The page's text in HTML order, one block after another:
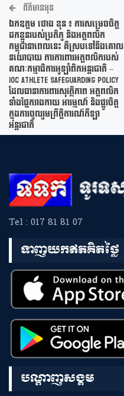
ព័ត៌មានមុន
ឯកឧត្តម ថោង ខុន ៖ ការសម្រេចចិត្ត
ដកខ្លួនរបស់ប្រតិភូ និងអត្តពលិក
កម្ពុជានាពេលនេះ គឺស្របទៅនឹងគោល
នយោបាយ ការការពារអត្តពលិករបស់
គណៈកម្មាធិការអូឡាំពិកអន្តរជាតិ –
IOC Athlete Safeguarding Policy
ដែលធានាការពារសុវត្ថិភាព អត្តពលិក
ទាំងផ្នែករាងកាយ អារម្មណ៍ និងផ្លូវចិត្ត
ក្នុងការចូលរួមព្រឹត្តិការណ៍កីឡា
អន្តរជាតិ
Tel : 017 81 81 07
ទាញយកឥតគិតថ្លៃ
បណ្តាញសង្គម